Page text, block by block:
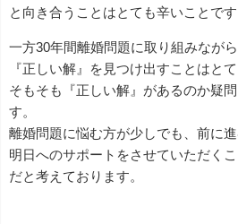
と向き合うことはとても辛いことです
一方30年間離婚問題に取り組みなが
『正しい解』を見つけ出すことはとて
そもそも『正しい解』があるのか疑
す。
離婚問題に悩む方が少しでも、前に
明日へのサポートをさせていただく
だと考えております。